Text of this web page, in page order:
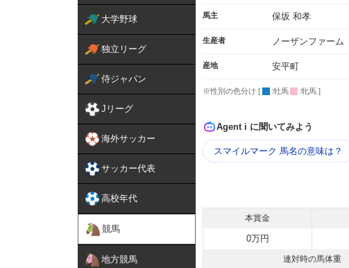
大学野球
独立リーグ
侍ジャパン
Jリーグ
海外サッカー
サッカー代表
高校年代
競馬
地方競馬
馬主 保坂 和孝
生産者 ノーザンファーム
産地 安平町
※性別の色分け [ :牡馬 :牝馬 ]
Agent i に聞いてみよう
スマイルマーク 馬名の意味は？
本賞金
0万円
連対時の馬体重